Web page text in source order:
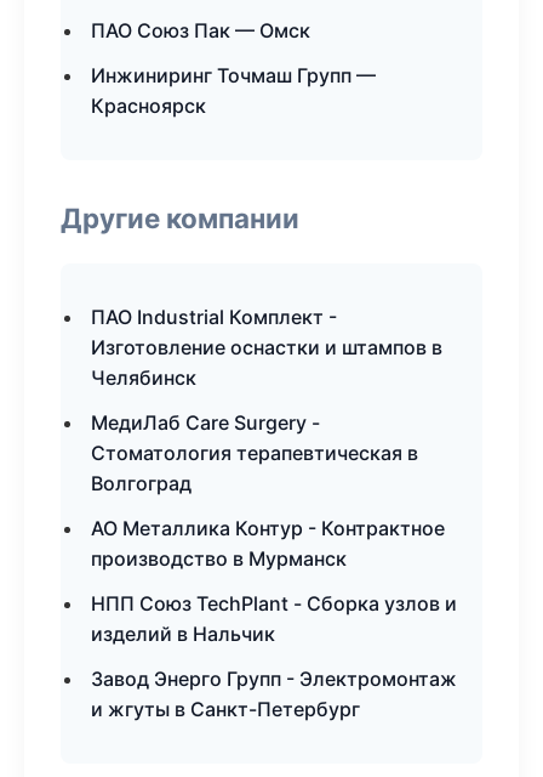
ПАО Союз Пак — Омск
Инжиниринг Точмаш Групп —
Красноярск
Другие компании
ПАО Industrial Комплект -
Изготовление оснастки и штампов в
Челябинск
МедиЛаб Care Surgery -
Стоматология терапевтическая в
Волгоград
АО Металлика Контур - Контрактное
производство в Мурманск
НПП Союз TechPlant - Сборка узлов и
изделий в Нальчик
Завод Энерго Групп - Электромонтаж
и жгуты в Санкт-Петербург